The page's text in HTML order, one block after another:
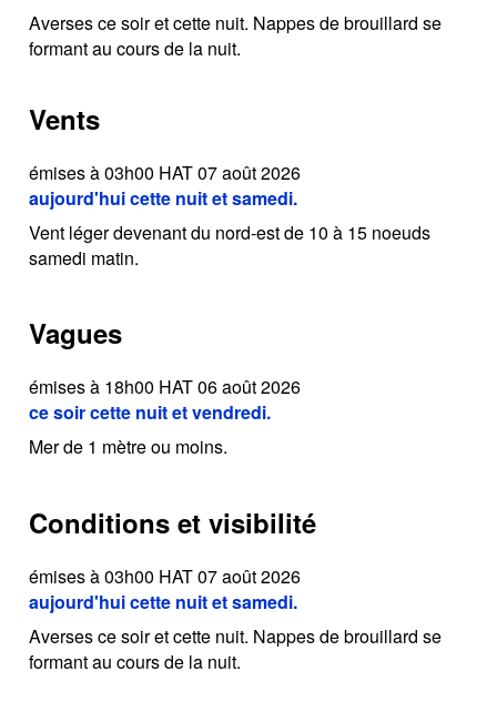
Averses ce soir et cette nuit. Nappes de brouillard se
formant au cours de la nuit.
Vents
émises à 03h00 HAT 07 août 2026
aujourd'hui cette nuit et samedi.
Vent léger devenant du nord-est de 10 à 15 noeuds
samedi matin.
Vagues
émises à 18h00 HAT 06 août 2026
ce soir cette nuit et vendredi.
Mer de 1 mètre ou moins.
Conditions et visibilité
émises à 03h00 HAT 07 août 2026
aujourd'hui cette nuit et samedi.
Averses ce soir et cette nuit. Nappes de brouillard se
formant au cours de la nuit.